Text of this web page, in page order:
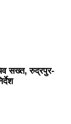
सख्त, रुद्रपुर-